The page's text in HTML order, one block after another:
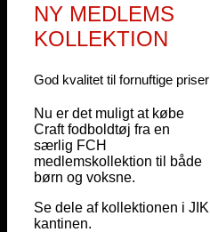
NY MEDLEMS
KOLLEKTION
God kvalitet til fornuftige priser
Nu er det muligt at købe
Craft fodboldtøj fra en
særlig FCH
medlemskollektion til både
børn og voksne.
Se dele af kollektionen i JIK
kantinen.